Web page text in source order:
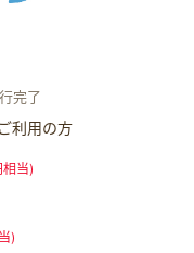
完了
利用の方
当)
)